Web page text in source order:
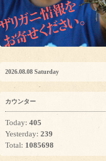
2026.08.08 Saturday
カウンター
Today: 405
Yesterday: 239
Total: 1085698